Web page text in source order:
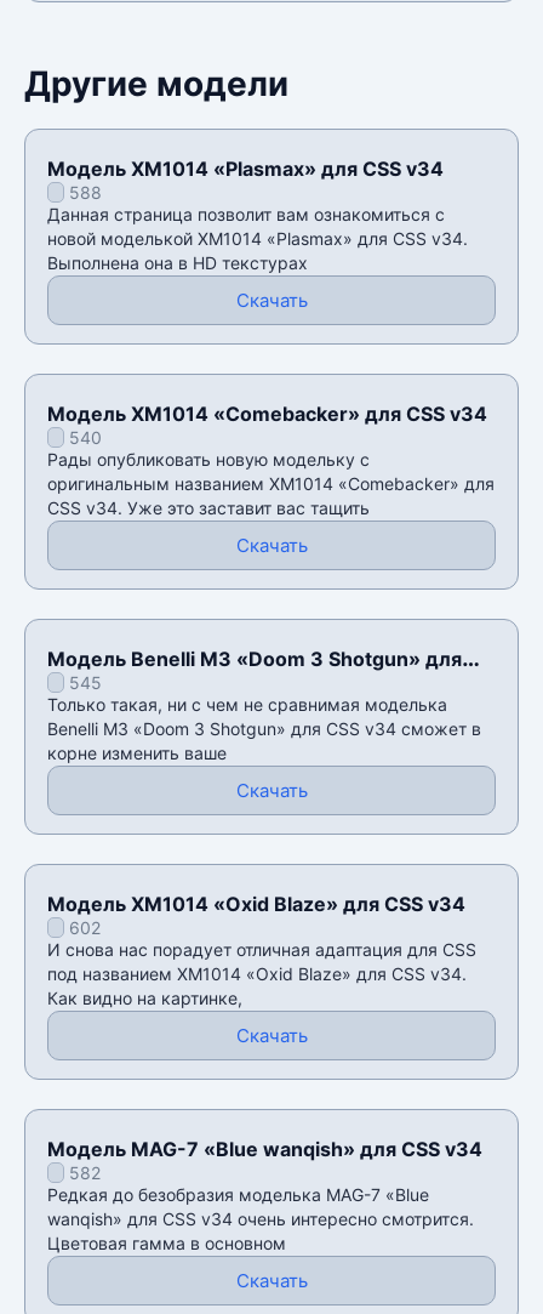
Другие модели
Модель XM1014 «Plasmax» для CSS v34
588
Данная страница позволит вам ознакомиться с
новой моделькой XM1014 «Plasmax» для CSS v34.
Выполнена она в HD текстурах
Скачать
Модель XM1014 «Comebacker» для CSS v34
540
Рады опубликовать новую модельку с
оригинальным названием XM1014 «Comebacker» для
CSS v34. Уже это заставит вас тащить
Скачать
Модель Benelli M3 «Doom 3 Shotgun» для
CSS v34
545
Только такая, ни с чем не сравнимая моделька
Benelli M3 «Doom 3 Shotgun» для CSS v34 сможет в
корне изменить ваше
Скачать
Модель XM1014 «Oxid Blaze» для CSS v34
602
И снова нас порадует отличная адаптация для CSS
под названием XM1014 «Oxid Blaze» для CSS v34.
Как видно на картинке,
Скачать
Модель MAG-7 «Blue wanqish» для CSS v34
582
Редкая до безобразия моделька MAG-7 «Blue
wanqish» для CSS v34 очень интересно смотрится.
Цветовая гамма в основном
Скачать